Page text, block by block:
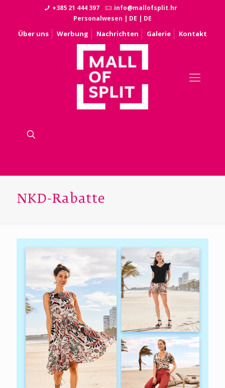
+385 21 444 397
info@mallofsplit.hr
Personalwesen | DE | DE
Über uns Werbung Nachrichten Galerie Kontakt
NKD-Rabatte